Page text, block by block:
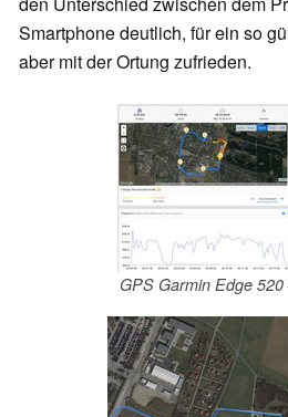
Smartphone deutlich, für ein so
aber mit der Ortung zufrieden.
GPS Garmin Edge 520